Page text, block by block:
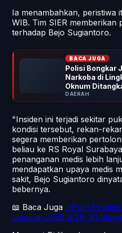
Ia menambahkan, peristiwa
WIB. Tim SIER memberikan
terhadap Bejo Sugiantoro.
BACA JUGA
Polisi Bongkar
Narkoba di
Oknum
DAERAH
"Insiden ini terjadi sekitar
kondisi tersebut, rekan-
segera memberikan
beliau ke RS Royal
penanganan medis lebih
mendapatkan upaya medis
sakit, Bejo Sugiantoro
bebernya.
📖 Baca Juga ↗Polri
Lebaran 2025 di 28-30 Maret